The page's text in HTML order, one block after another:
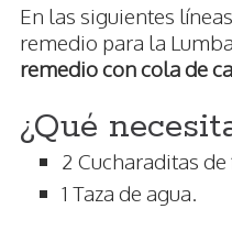
En las siguientes
remedio para la
remedio con cola de
¿Qué
2 Cucharaditas de
1 Taza de agua.